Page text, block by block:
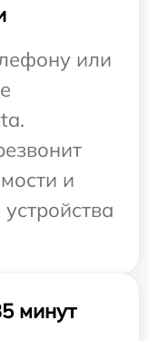
или
и
минут